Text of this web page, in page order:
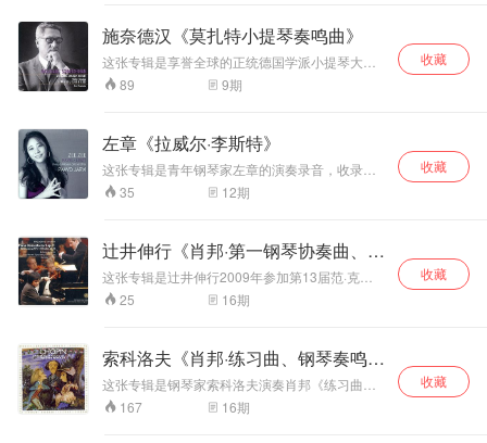
兰杰利仅35岁，技
术、音色控制力、
乐句结构塑造力全
部处于职业生涯顶
准的力度层次、冷
峻华贵的音色美学
著称，这套现场录
音无后期剪辑，完
张力。布索尼改编
《巴赫恰空》米凯
兰杰利标志性宏大
低音支撑、极精细
复声部分层，把独
团体量，是该曲目
传世经典现场版本
之一；贝多芬Op.2
No.3线条干净利
落，结构逻辑极
思、犹豫感，送葬
队伍的沉重感，不
是戏剧化煽情，偏
向哀静的哲思。末
技，傅聪处理成虚
无、诡异的呼啸，
是悲剧之后的幻
灭。 《第三奏鸣
钢琴奏鸣曲。傅聪
弱化表面华丽，强
调乐曲内在的歌唱
性与结构逻辑。第
灵魂，傅聪弹出东
方式空灵悠远，音
色层次细腻，抒情
不滥情；终曲把握
辉煌又克制，平衡
的夜曲，意境内敛
全部心血倾注于这部规模宏大、构思精细、无比
魅力而充满诗意的作品中。1874他开始患耳疾，
1882年11月5日，当作品第一次公演时，他已经
听不见任何声音了。交响诗共六个乐章，每个乐
章可作为独立的标题交响诗演奏，也可整体联起
施奈德汉《莫扎特小提琴奏鸣曲》
这张专辑是享誉全球的正统德国学派小提琴大师
沃尔夫冈·施奈德汉与钢琴家卡尔·西曼合作，演奏
莫扎特《第24、25、28、29小提琴奏鸣曲》。施
人也合作了大量的室内乐作品，都有相当出色的
表现。专辑的演奏是纯正的德奥风格，内敛、平
和，不事炫耀，严谨优美。两名艺术家录制这张
专辑正值壮年时期，无论技巧与艺术性都处于最
高峰，具有五、六十年代注意音乐诗情的典型风
曲》K.296，作于1778年，正值莫扎特随母亲开
始第二次旅行演出之际，是成熟时期的开篇之
作。当时莫扎特正热恋着宫中一位歌手的女儿阿
蕾西亚，这首作品即成为风格最为柔美的一首，
中的一首，莫扎特一改传统奏鸣曲中三乐章的布
局，采用了一慢一快两个乐章的形式。 《e小调
小提琴奏鸣曲》K.304，作于1778年。是莫扎特
一生中最痛苦的一年。在宫廷中谋取职位的梦想
89 9期
收藏
左章《拉威尔·李斯特》
这张专辑是青年钢琴家左章的演奏录音，收录了
拉威尔《G大调钢琴协奏曲》、独奏曲《夜之幽
灵》和李斯特《第二钢琴协奏曲》，展现了她的
部作品的演奏具有女性敏锐的直觉与活力：《G
大调钢琴协奏曲》、《夜之幽灵》，充满了浪漫
主义的想象；在李斯特《第二钢琴协奏曲》中，
左章的演奏行云流水，与指挥帕沃·贾维大师以及
爱乐管弦乐团的合作融洽无间。 拉威尔《G大调
地，即法国与西班牙接壤处的巴斯克地区经过多
次徒步旅行而获得灵感，又经过了长时间的酝酿
写成的。第二乐章中长达36小节的独奏主题是作
曲家在森林漫步中的内心独白。此曲含有爵士风
35 12期
收藏
辻井伸行《肖邦·第一钢琴协奏曲、练
习曲》
这张专辑是辻井伸行2009年参加第13届范·克莱
本国际钢琴比赛的演奏现场录音，收录了他在比
赛最后一轮所弹奏的肖邦《第一钢琴协奏曲》，
习曲》作品10。担任协奏的是詹姆斯·康伦指挥的
沃思堡交响乐团。 比赛结束，当台下响起如雷的
掌声后，辻井伸行依照惯例起身向台下回礼，因
为眼睛失明的原因，让他鞠躬时的动作看起来有
些不自然，但你绝对可以感受到他心灵所保有的
25 16期
收藏
索科洛夫《肖邦·练习曲、钢琴奏鸣
曲》
这张专辑是钢琴家索科洛夫演奏肖邦《练习曲》
作品25、《第二钢琴奏鸣曲》。索科洛夫不仅是
一位拥有前所未有的钢琴技巧的艺术家，他还是
167 16期
收藏